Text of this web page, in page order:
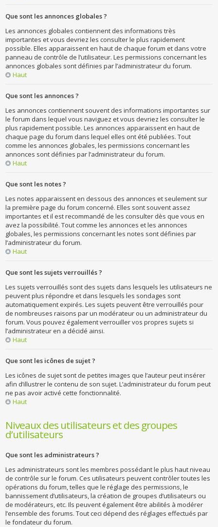
Que sont les annonces globales ?
Les annonces globales contiennent des informations très
importantes et vous devriez les consulter le plus rapidement
possible. Elles apparaissent en haut de chaque forum et dans votre
panneau de contrôle de l’utilisateur. Les permissions concernant les
annonces globales sont définies par l’administrateur du forum.
Haut
Que sont les annonces ?
Les annonces contiennent souvent des informations importantes sur
le forum dans lequel vous naviguez et vous devriez les consulter le
plus rapidement possible. Les annonces apparaissent en haut de
chaque page du forum dans lequel elles ont été publiées. Tout
comme les annonces globales, les permissions concernant les
annonces sont définies par l’administrateur du forum.
Haut
Que sont les notes ?
Les notes apparaissent en dessous des annonces et seulement sur
la première page du forum concerné. Elles sont souvent assez
importantes et il est recommandé de les consulter dès que vous en
avez la possibilité. Tout comme les annonces et les annonces
globales, les permissions concernant les notes sont définies par
l’administrateur du forum.
Haut
Que sont les sujets verrouillés ?
Les sujets verrouillés sont des sujets dans lesquels les utilisateurs ne
peuvent plus répondre et dans lesquels les sondages sont
automatiquement expirés. Les sujets peuvent être verrouillés pour
de nombreuses raisons par un modérateur ou un administrateur du
forum. Vous pouvez également verrouiller vos propres sujets si
l’administrateur en a décidé ainsi.
Haut
Que sont les icônes de sujet ?
Les icônes de sujet sont de petites images que l’auteur peut insérer
afin d’illustrer le contenu de son sujet. L’administrateur du forum peut
ne pas avoir activé cette fonctionnalité.
Haut
Niveaux des utilisateurs et des groupes
d’utilisateurs
Que sont les administrateurs ?
Les administrateurs sont les membres possédant le plus haut niveau
de contrôle sur le forum. Ces utilisateurs peuvent contrôler toutes les
opérations du forum, telles que le réglage des permissions, le
bannissement d’utilisateurs, la création de groupes d’utilisateurs ou
de modérateurs, etc. Ils peuvent également être abilités à modérer
l’ensemble des forums. Tout ceci dépend des réglages effectués par
le fondateur du forum.